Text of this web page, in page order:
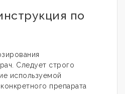
по
Следует строго
используемой
препарата